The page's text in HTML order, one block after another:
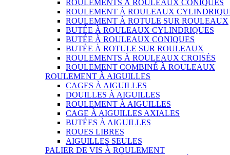
ROULEMENTS À ROULEAUX CONIQUES
ROULEMENT À ROULEAUX
ROULEMENT À ROTULE SUR ROULEAUX
BUTÉE À ROULEAUX CYLINDRIQUES
BUTÉE À ROULEAUX CONIQUES
BUTÉE À ROTULE SUR ROULEAUX
ROULEMENTS À ROULEAUX CROISÉS
ROULEMENT COMBINÉ À ROULEAUX
ROULEMENT À AIGUILLES
CAGES À AIGUILLES
DOUILLES À AIGUILLES
ROULEMENT À AIGUILLES
CAGE À AIGUILLES AXIALES
BUTÉES À AIGUILLES
ROUES LIBRES
AIGUILLES SEULES
PALIER DE VIS À ROULEMENT